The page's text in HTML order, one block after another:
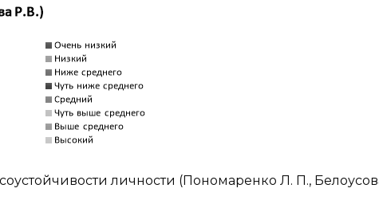
личности (Пономаренко Л. П.,